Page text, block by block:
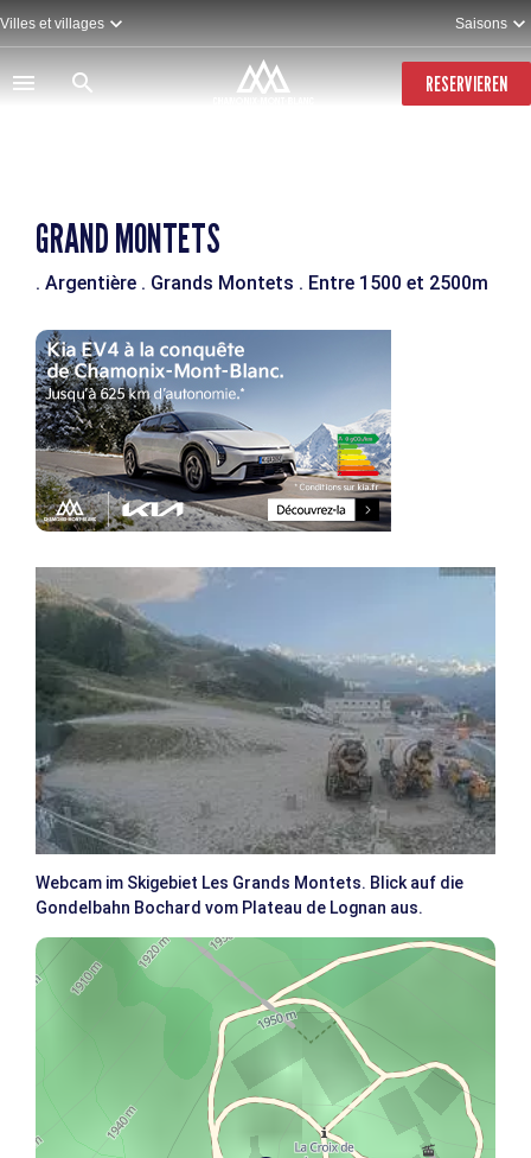
Direkt
zum
Inhalt
Villes et villages Saisons
RESERVIEREN
GRAND MONTETS
. Argentière . Grands Montets . Entre 1500 et 2500m
Webcam im Skigebiet Les Grands Montets. Blick auf die
Gondelbahn Bochard vom Plateau de Lognan aus.